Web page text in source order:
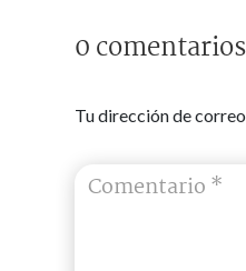
0 comentarios
Tu dirección de